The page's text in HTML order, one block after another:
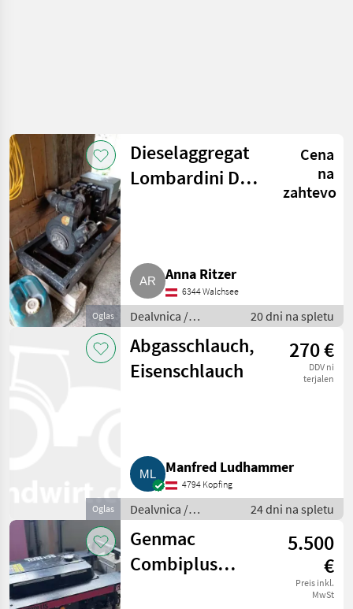
Oglas
Dieselaggregat
Lombardini DVA
Cena
na
zahtevo
Anna Ritzer
6344 Walchsee
Dealvnica /
Električni
generatorji
20 dni na spletu
Oglas
Abgasschlauch,
Eisenschlauch
270 €
DDV ni
terjalen
Manfred Ludhammer
4794 Kopfing
Dealvnica /
Električni
generatorji
24 dni na spletu
Genmac
Combiplus
5.500
€
Preis inkl.
MwSt